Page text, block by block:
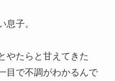
子。
やたらと甘えてきた
目で不調がわかるんで